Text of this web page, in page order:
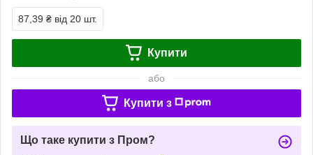
87,39 ₴ від 20 шт.
Купити
або
Купити з
Що таке купити з Пром?